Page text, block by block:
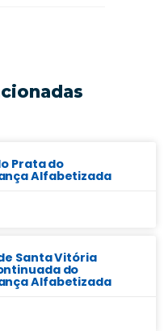
Prata do
Alfabetizada
Santa Vitória
do
Alfabetizada